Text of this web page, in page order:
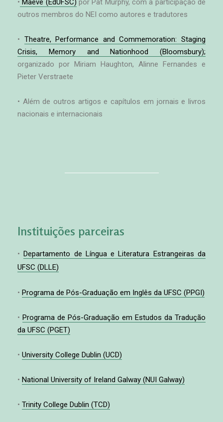
• Maeve (EdUFSC) por Pat Murphy, com a participação de
outros membros do NEI como autores e tradutores
• Theatre, Performance and Commemoration: Staging
Crisis, Memory and Nationhood (Bloomsbury);
organizado por Miriam Haughton, Alinne Fernandes e
Pieter Verstraete
• Além de outros artigos e capítulos em jornais e livros
nacionais e internacionais
Instituições parceiras
•Departamento de Língua e Literatura Estrangeiras da
UFSC (DLLE)
• Programa de Pós-Graduação em Inglês da UFSC (PPGI)
• Programa de Pós-Graduação em Estudos da Tradução
da UFSC (PGET)
• University College Dublin (UCD)
• National University of Ireland Galway (NUI Galway)
• Trinity College Dublin (TCD)